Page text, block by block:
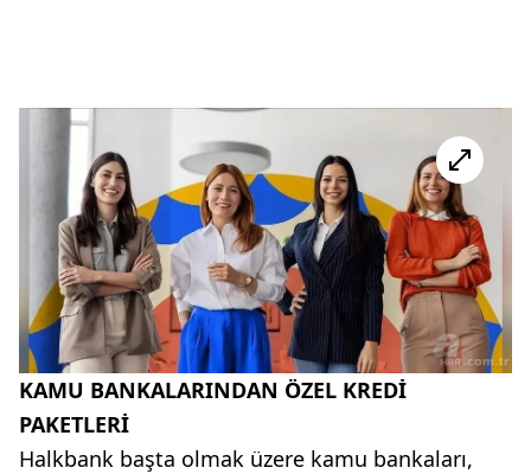
KAMU BANKALARINDAN ÖZEL KREDİ
PAKETLERİ
Halkbank başta olmak üzere kamu bankaları,